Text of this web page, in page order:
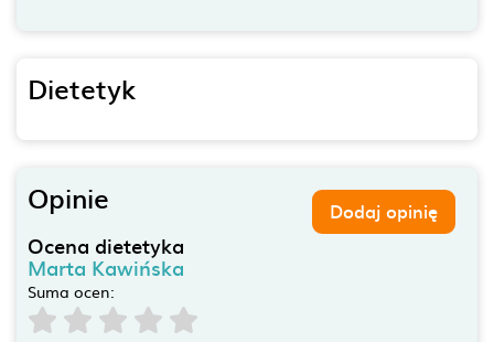
Dietetyk
Opinie Dodaj opinię
Ocena dietetyka
Marta Kawińska
Suma ocen: